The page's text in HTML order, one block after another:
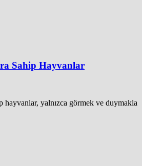
Sahip Hayvanlar
hayvanlar, yalnızca görmek ve duymakla